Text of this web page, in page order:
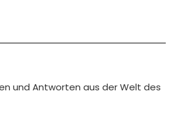
und Antworten aus der Welt des